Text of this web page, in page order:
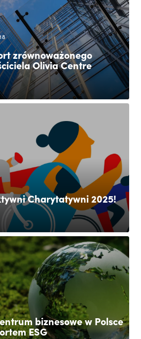
zrównoważonego
Olivia Centre
Charytatywni 2025!
biznesowe w Polsce
ESG